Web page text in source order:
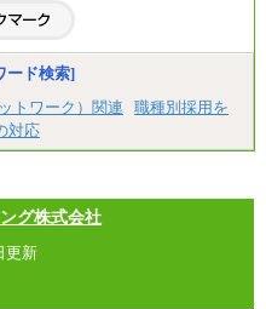
ード検索]
トワーク）関連
職種別採用を
対応
グ株式会社
更新